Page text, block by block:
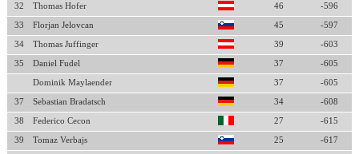
32 Thomas Hofer 46 -596
33 Florjan Jelovcan 45 -597
34 Thomas Juffinger 39 -603
35 Daniel Fudel 37 -605
Dominik Maylaender 37 -605
37 Sebastian Bradatsch 34 -608
38 Federico Cecon 27 -615
39 Tomaz Verbajs 25 -617